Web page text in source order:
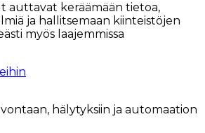
auttavat keräämään tietoa,
ja hallitsemaan kiinteistöjen
myös laajemmissa
hälytyksiin ja automaation